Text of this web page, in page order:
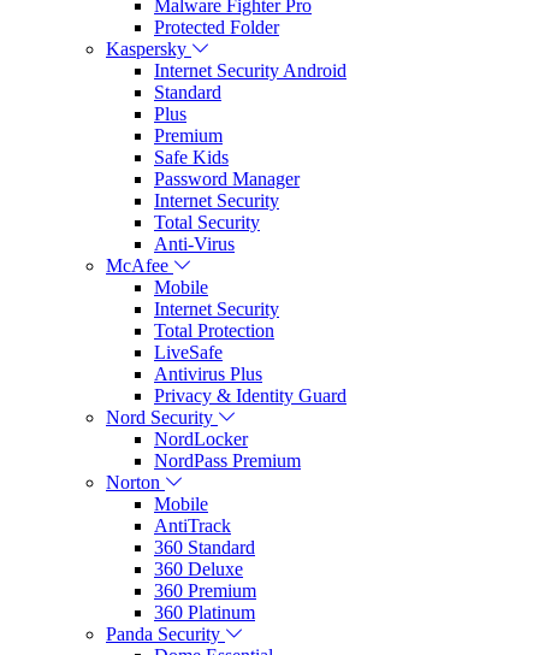
Malware Fighter Pro
Protected Folder
Kaspersky
Internet Security Android
Standard
Plus
Premium
Safe Kids
Password Manager
Internet Security
Total Security
Anti-Virus
McAfee
Mobile
Internet Security
Total Protection
LiveSafe
Antivirus Plus
Privacy & Identity Guard
Nord Security
NordLocker
NordPass Premium
Norton
Mobile
AntiTrack
360 Standard
360 Deluxe
360 Premium
360 Platinum
Panda Security